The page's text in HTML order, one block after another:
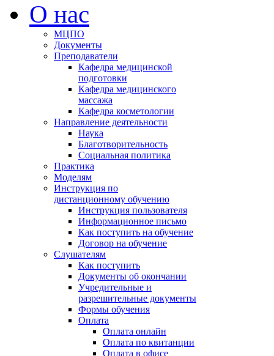
О нас
МЦПО
Документы
Преподаватели
Кафедра медицинской
подготовки
Кафедра медицинского
массажа
Кафедра косметологии
Направление деятельности
Наука
Благотворительность
Социальная политика
Практика
Моделям
Инструкция по
дистанционному обучению
Инструкция пользователя
Информационное письмо
Как поступить на обучение
Договор на обучение
Слушателям
Как поступить
Документы об окончании
Учредительные и
разрешительные документы
Формы обучения
Оплата
Оплата онлайн
Оплата по квитанции
Оплата в офисе